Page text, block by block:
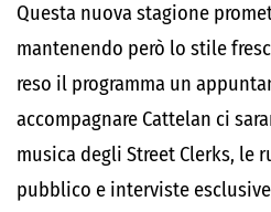
Questa nuova stagione
mantenendo però lo stile
reso il programma un
accompagnare Cattelan ci
musica degli Street Clerks, le
pubblico e interviste